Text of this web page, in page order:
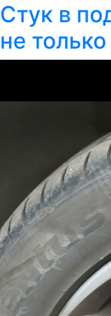
Стук в
не только